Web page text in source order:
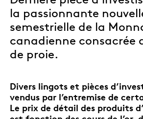
la passionnante
semestrielle de la
canadienne consacrée
de proie.
Divers lingots et pièces
vendus par l’entremise de
Le prix de détail des produits